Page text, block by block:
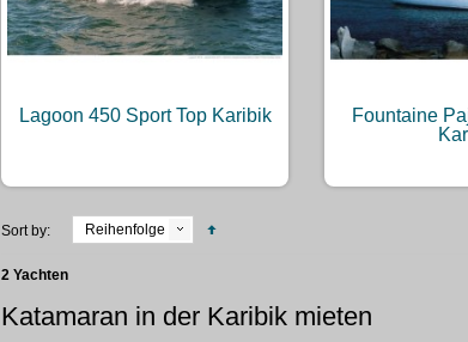
Lagoon 450 Sport Top Karibik
Fountaine
Sort by: Reihenfolge
2 Yachten
Katamaran in der Karibik mieten